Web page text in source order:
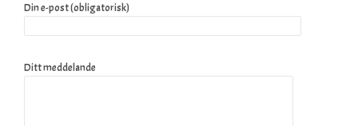
Din e-post (obligatorisk)
Ditt meddelande